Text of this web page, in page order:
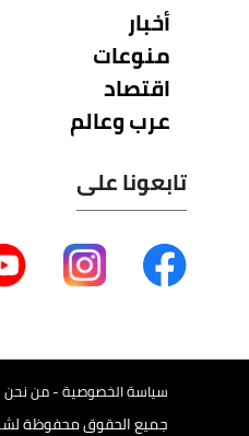
أخبار
منوعات
اقتصاد
عرب وعالم
تابعونا على
سياسة الخصوصية - من نحن
جميع الحقوق محفوظة لشركة